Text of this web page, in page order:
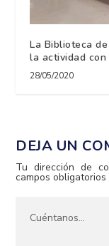
La Biblioteca
la actividad
28/05/2020
DEJA UN
Tu dirección de
campos